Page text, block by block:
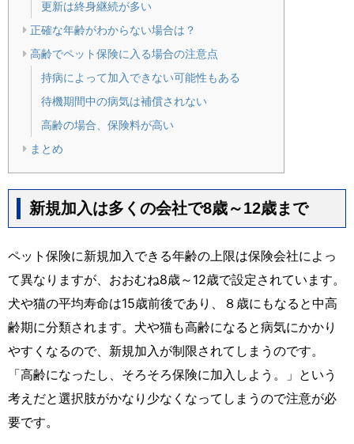
更新は終身継続が多い
正確な年齢がわからない場合は？
高齢でペット保険に入る場合の注意点
持病によって加入できない可能性もある
待機期間中の病気は補償されない
高齢の場合、保険料が高い
まとめ
新規加入は多くの会社で8歳～12歳まで
ペット保険に新規加入できる年齢の上限は保険会社によっ
て異なりますが、おおむね8歳～12歳で設定されています。
犬や猫の平均寿命は15歳前後であり、８歳にもなると中高
齢期に分類されます。犬や猫も高齢になると病気にかかり
やすくなるので、新規加入が制限されてしまうのです。
「高齢になったし、そろそろ保険に加入しよう。」という
考えだと選択肢がかなり少なくなってしまうので注意が必
要です。